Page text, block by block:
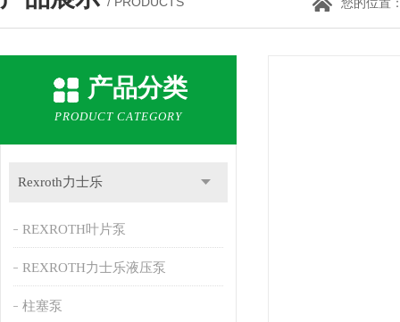
您的位置
产品分类
PRODUCT CATEGORY
Rexroth力士乐
REXROTH叶片泵
REXROTH力士乐液压泵
柱塞泵